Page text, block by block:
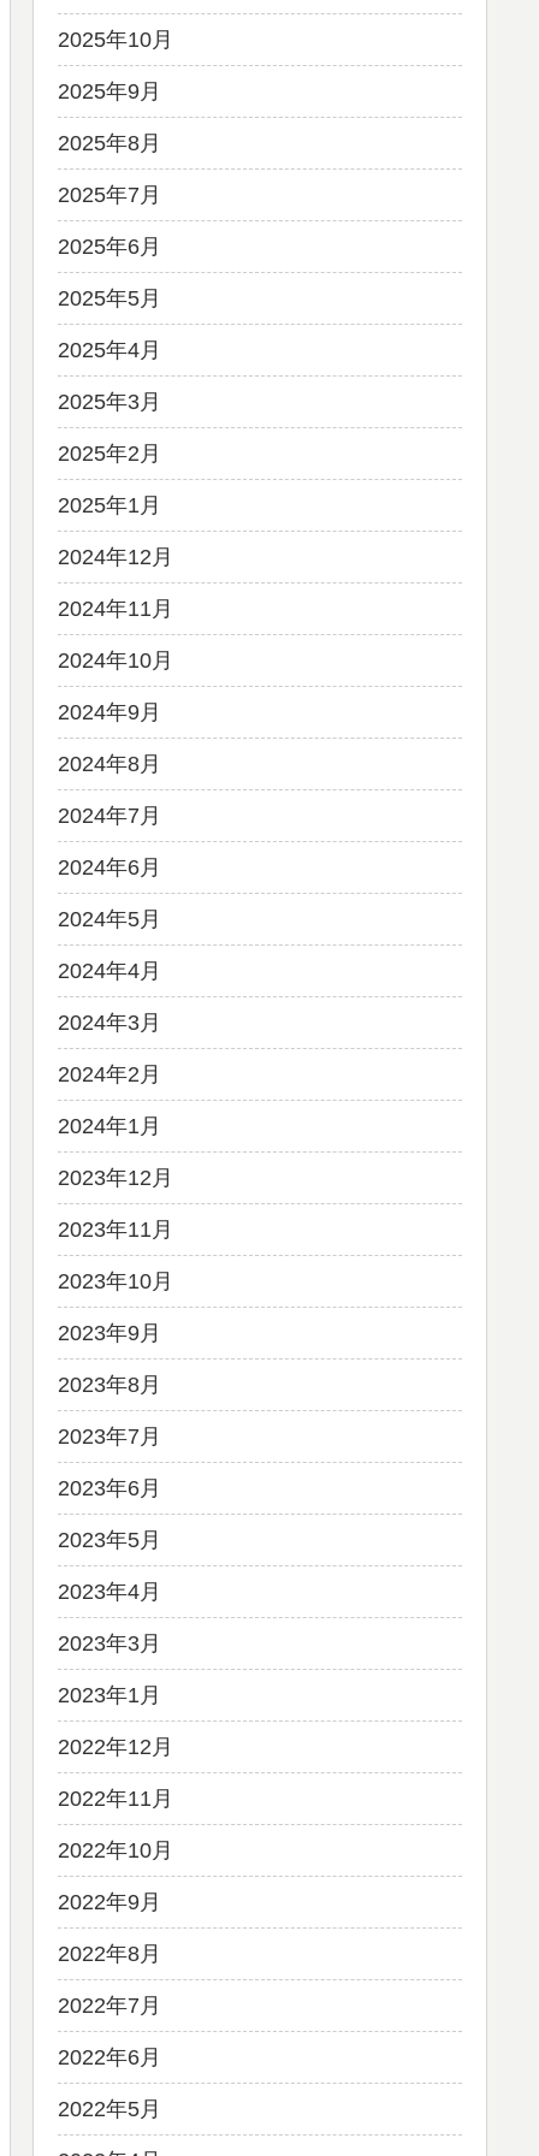
2025年10月
2025年9月
2025年8月
2025年7月
2025年6月
2025年5月
2025年4月
2025年3月
2025年2月
2025年1月
2024年12月
2024年11月
2024年10月
2024年9月
2024年8月
2024年7月
2024年6月
2024年5月
2024年4月
2024年3月
2024年2月
2024年1月
2023年12月
2023年11月
2023年10月
2023年9月
2023年8月
2023年7月
2023年6月
2023年5月
2023年4月
2023年3月
2023年1月
2022年12月
2022年11月
2022年10月
2022年9月
2022年8月
2022年7月
2022年6月
2022年5月